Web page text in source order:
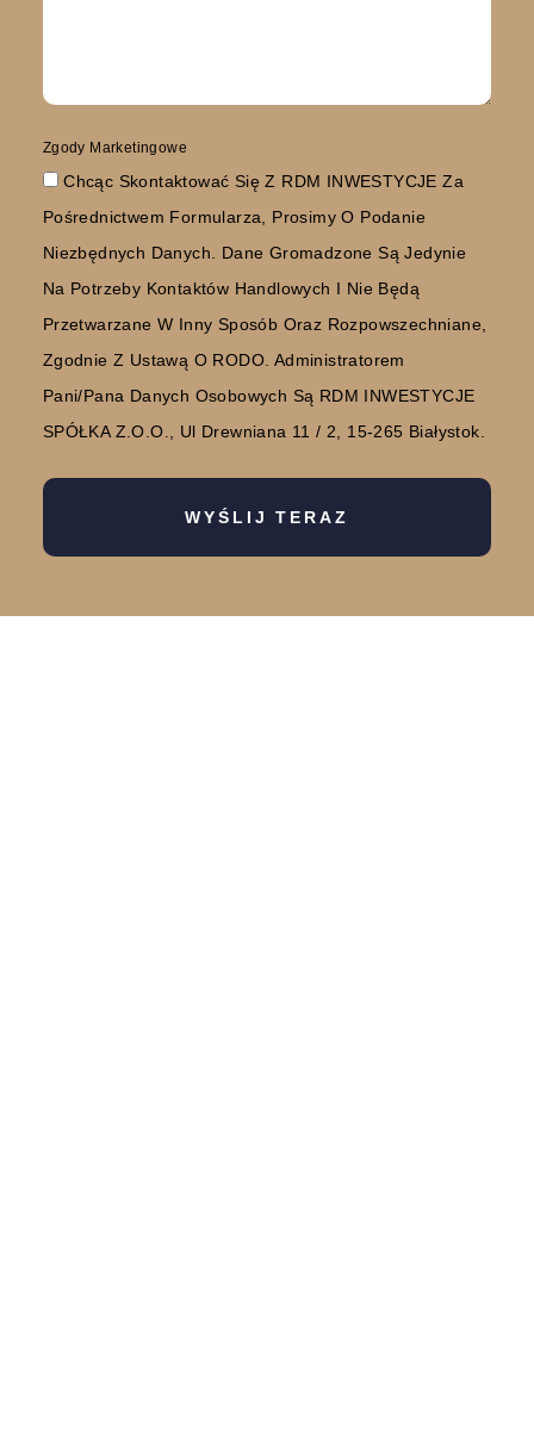
Zgody Marketingowe
Chcąc Skontaktować Się Z RDM INWESTYCJE Za
Pośrednictwem Formularza, Prosimy O Podanie
Niezbędnych Danych. Dane Gromadzone Są Jedynie
Na Potrzeby Kontaktów Handlowych I Nie Będą
Przetwarzane W Inny Sposób Oraz Rozpowszechniane,
Zgodnie Z Ustawą O RODO. Administratorem
Pani/Pana Danych Osobowych Są RDM INWESTYCJE
SPÓŁKA Z.O.O., Ul Drewniana 11 / 2, 15-265 Białystok.
WYŚLIJ TERAZ